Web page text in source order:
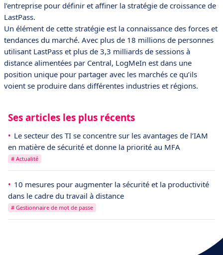
l’entreprise pour définir et affiner la stratégie de croissance de
LastPass.
Un élément de cette stratégie est la connaissance des forces et
tendances du marché. Avec plus de 18 millions de personnes
utilisant LastPass et plus de 3,3 milliards de sessions à
distance alimentées par Central, LogMeIn est dans une
position unique pour partager avec les marchés ce qu’ils
voient se produire dans différentes industries et régions.
Ses articles les plus récents
Le secteur des TI se concentre sur les avantages de l’IAM
en matière de sécurité et donne la priorité au MFA
# Actualité
10 mesures pour augmenter la sécurité et la productivité
dans le cadre du travail à distance
# Gestionnaire de mot de passe